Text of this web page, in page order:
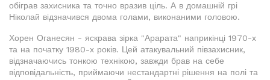
обіграв захисника та точно вразив ціль. А в домашній грі
Ніколай відзначився двома голами, виконаними головою.
Хорен Оганесян - яскрава зірка "Арарата" наприкінці 1970-х
та на початку 1980-х років. Цей атакувальний півзахисник,
відзначаючись тонкою технікою, завжди брав на себе
відповідальність, приймаючи нестандартні рішення на полі та